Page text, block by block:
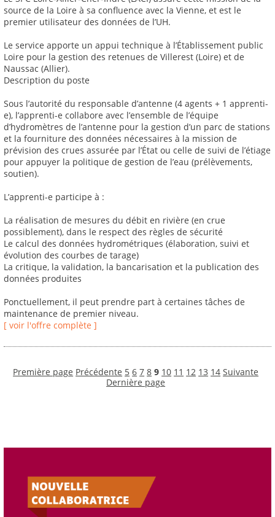
source de la Loire à sa confluence avec la Vienne, et est le
premier utilisateur des données de l’UH.
Le service apporte un appui technique à l’Établissement public
Loire pour la gestion des retenues de Villerest (Loire) et de
Naussac (Allier).
Description du poste
Sous l’autorité du responsable d’antenne (4 agents + 1 apprenti-
e), l’apprenti-e collabore avec l’ensemble de l’équipe
d’hydromètres de l’antenne pour la gestion d’un parc de stations
et la fourniture des données nécessaires à la mission de
prévision des crues assurée par l’État ou celle de suivi de l’étiage
pour appuyer la politique de gestion de l’eau (prélèvements,
soutien).
L’apprenti-e participe à :
La réalisation de mesures du débit en rivière (en crue
possiblement), dans le respect des règles de sécurité
Le calcul des données hydrométriques (élaboration, suivi et
évolution des courbes de tarage)
La critique, la validation, la bancarisation et la publication des
données produites
Ponctuellement, il peut prendre part à certaines tâches de
maintenance de premier niveau.
[ voir l'offre complète ]
Première page Précédente 5 6 7 8 9 10 11 12 13 14 Suivante
Dernière page